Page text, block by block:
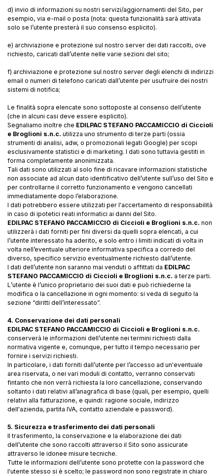
d) invio di informazioni su nostri servizi/aggiornamenti del Sito, per
esempio, via e-mail o posta (nota: questa funzionalità sarà attivata
solo se l’utente presterà il suo consenso esplicito).
e) archiviazione e protezione sul nostro server dei dati raccolti, ove
richiesto, caricati dall’utente nelle varie sezioni del sito;
f) archiviazione e protezione sul nostro server degli elenchi di indirizzi
email o numeri di telefono caricati dall’utente per usufruire dei nostri
sistemi di notifica;
Le finalità sopra elencate sono sottoposte al consenso dell’utente
(che in alcuni casi deve essere esplicito).
Segnaliamo inoltre che EDILPAC STEFANO PACCAMICCIO di Ciccioli
e Broglioni s.n.c. utilizza uno strumento di terze parti (ossia
strumenti di analisi, adw, o promozionali legati Google) per scopi
esclusivamente statistici e di marketing. I dati sono tuttavia gestiti in
forma completamente anonimizzata.
Tali dati sono utilizzati al solo fine di ricavare informazioni statistiche
non associate ad alcun dato identificativo dell’utente sull’uso del Sito e
per controllarne il corretto funzionamento e vengono cancellati
immediatamente dopo l’elaborazione.
I dati potrebbero essere utilizzati per l'accertamento di responsabilità
in caso di ipotetici reati informatici ai danni del Sito.
EDILPAC STEFANO PACCAMICCIO di Ciccioli e Broglioni s.n.c. non
utilizzerà i dati forniti per fini diversi da quelli sopra elencati, a cui
l’utente interessato ha aderito, e solo entro i limiti indicati di volta in
volta nell’eventuale ulteriore informativa specifica a corredo del
diverso, specifico servizio eventualmente richiesto dall’utente.
I dati dell’utente non saranno mai venduti o affittati da EDILPAC
STEFANO PACCAMICCIO di Ciccioli e Broglioni s.n.c. a terze parti.
L’utente è l’unico proprietario dei suoi dati e può richiederne la
modifica o la cancellazione in ogni momento: si veda di seguito la
sezione “diritti dell’interessato”.
4. Conservazione dei dati personali
EDILPAC STEFANO PACCAMICCIO di Ciccioli e Broglioni s.n.c.
conserverà le informazioni dell’utente nei termini richiesti dalla
normativa vigente e, comunque, per tutto il tempo necessario per
fornire i servizi richiesti.
In particolare, i dati forniti dall’utente per l’accesso ad un'eventuale
area riservata, o nei vari moduli di contatto, verranno conservati
fintanto che non verrà richiesta la loro cancellazione, conservando
soltanto i dati relativi all’anagrafica di base (quali, per esempio, quelli
relativi alla fatturazione, e quindi: ragione sociale, indirizzo
dell'azienda, partita IVA, contatto aziendale e password).
5. Sicurezza e trasferimento dei dati personali
Il trasferimento, la conservazione e la elaborazione dei dati
dell’utente che sono raccolti attraverso il Sito sono assicurate
attraverso le idonee misure tecniche.
Tutte le informazioni dell’utente sono protette con la password che
l'utente stesso si è scelto; le password non sono registrate in chiaro